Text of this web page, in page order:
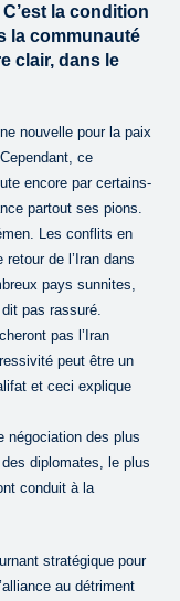
la condition
la communauté
clair, dans le
nouvelle pour la paix
ce
encore par certains-
partout ses pions.
Les conflits en
retour de l’Iran dans
pays sunnites,
pas rassuré.
pas l’Iran
peut être un
et ceci explique
négociation des plus
diplomates, le plus
conduit à la
stratégique pour
au détriment